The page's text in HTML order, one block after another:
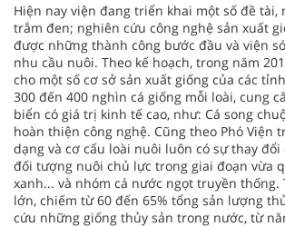
Hiện nay viện đang triển khai một số đề
trắm đen; nghiên cứu công nghệ sản xuất
được những thành công bước đầu và viện
nhu cầu nuôi. Theo kế hoạch, trong năm
cho một số cơ sở sản xuất giống của các
300 đến 400 nghìn cá giống mỗi loài, cung
biển có giá trị kinh tế cao, như: Cá song
hoàn thiện công nghệ. Cũng theo Phó Viện
dạng và cơ cấu loài nuôi luôn có sự thay
đối tượng nuôi chủ lực trong giai đoạn vừa
xanh... và nhóm cá nước ngọt truyền
lớn, chiếm từ 60 đến 65% tổng sản lượng
cứu những giống thủy sản trong nước, từ